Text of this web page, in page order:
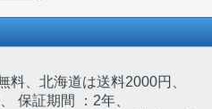
、北海道は送料2000円、
、 保証期間 ：2年、